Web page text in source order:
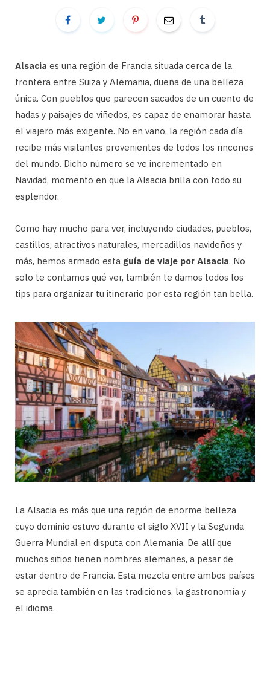
Alsacia es una región de Francia situada cerca de la
frontera entre Suiza y Alemania, dueña de una belleza
única. Con pueblos que parecen sacados de un cuento de
hadas y paisajes de viñedos, es capaz de enamorar hasta
el viajero más exigente. No en vano, la región cada día
recibe más visitantes provenientes de todos los rincones
del mundo. Dicho número se ve incrementado en
Navidad, momento en que la Alsacia brilla con todo su
esplendor.
Como hay mucho para ver, incluyendo ciudades, pueblos,
castillos, atractivos naturales, mercadillos navideños y
más, hemos armado esta guía de viaje por Alsacia. No
solo te contamos qué ver, también te damos todos los
tips para organizar tu itinerario por esta región tan bella.
La Alsacia es más que una región de enorme belleza
cuyo dominio estuvo durante el siglo XVII y la Segunda
Guerra Mundial en disputa con Alemania. De allí que
muchos sitios tienen nombres alemanes, a pesar de
estar dentro de Francia. Esta mezcla entre ambos países
se aprecia también en las tradiciones, la gastronomía y
el idioma.